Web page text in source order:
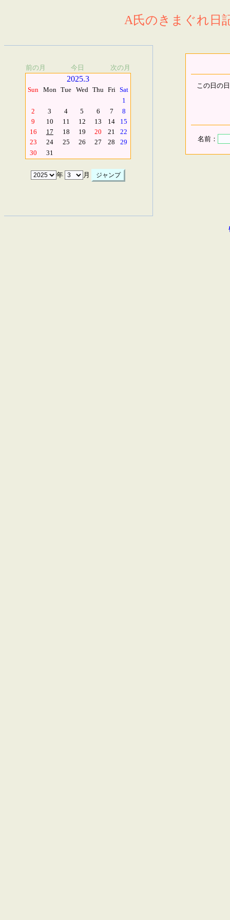
A氏のきまぐれ日
前の月 今日 次の月
2025.3
Sun Mon Tue Wed Thu Fri Sat
1
2
3 4 5 6 7
8
9
10 11 12 13 14
15
16
17 18 19 20 21
22
23
24 25 26 27 28
29
30
31
年 月
この日の
名前：